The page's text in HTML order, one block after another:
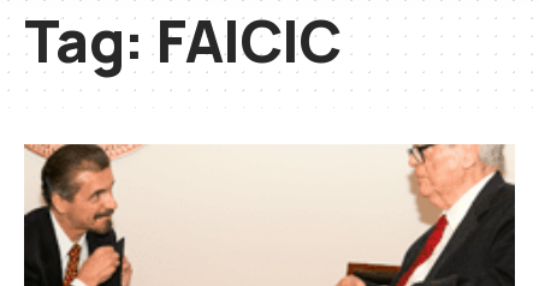
Tag:FAICIC